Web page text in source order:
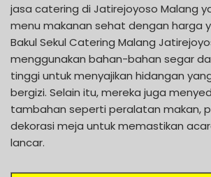
jasa catering di Jatirejoyoso Malang
menu makanan sehat dengan harga
Bakul Sekul Catering Malang
menggunakan bahan-bahan segar
tinggi untuk menyajikan hidangan
bergizi. Selain itu, mereka juga
tambahan seperti peralatan makan,
dekorasi meja untuk memastikan
lancar.